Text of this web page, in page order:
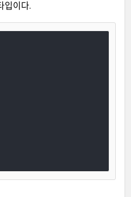
입이다.